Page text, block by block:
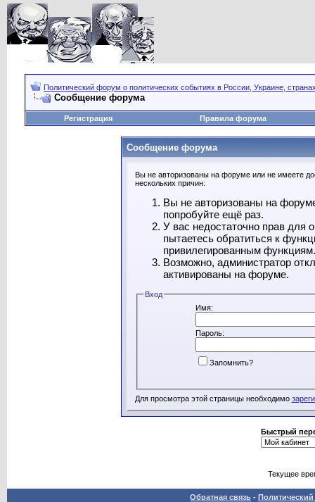
Политический форум о политических событиях в России, Украине,
Сообщение форума
Регистрация Правила форума
Сообщение форума
Вы не авторизованы на форуме или не имеете
нескольких причин:
Вы не авторизованы на
попробуйте ещё раз.
У вас недостаточно прав для
пытаетесь обратиться к
привилегированным функциям.
Возможно, администратор
активированы на форуме.
Вход
Имя:
Пароль:
Запомнить?
Для просмотра этой страницы необходимо
Быстрый
Текущее
Обратная связь -